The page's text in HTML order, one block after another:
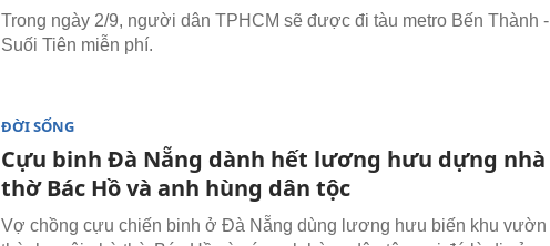
Trong ngày 2/9, người dân TPHCM sẽ được đi tàu metro Bến Thành -
Suối Tiên miễn phí.
ĐỜI SỐNG
Cựu binh Đà Nẵng dành hết lương hưu dựng nhà
thờ Bác Hồ và anh hùng dân tộc
Vợ chồng cựu chiến binh ở Đà Nẵng dùng lương hưu biến khu vườn